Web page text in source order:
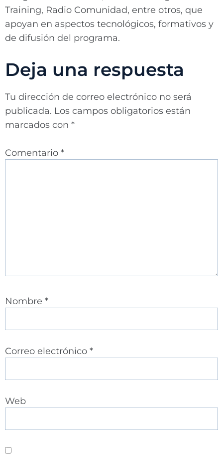
Training, Radio Comunidad, entre otros, que
apoyan en aspectos tecnológicos, formativos y
de difusión del programa.
Deja una respuesta
Tu dirección de correo electrónico no será
publicada. Los campos obligatorios están
marcados con *
Comentario *
Nombre *
Correo electrónico *
Web